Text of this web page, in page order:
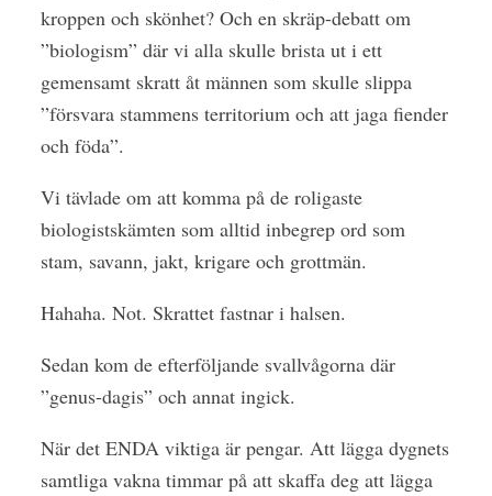
kroppen och skönhet? Och en skräp-debatt om
”biologism” där vi alla skulle brista ut i ett
gemensamt skratt åt männen som skulle slippa
”försvara stammens territorium och att jaga fiender
och föda”.
Vi tävlade om att komma på de roligaste
biologistskämten som alltid inbegrep ord som
stam, savann, jakt, krigare och grottmän.
Hahaha. Not. Skrattet fastnar i halsen.
Sedan kom de efterföljande svallvågorna där
”genus-dagis” och annat ingick.
När det ENDA viktiga är pengar. Att lägga dygnets
samtliga vakna timmar på att skaffa deg att lägga